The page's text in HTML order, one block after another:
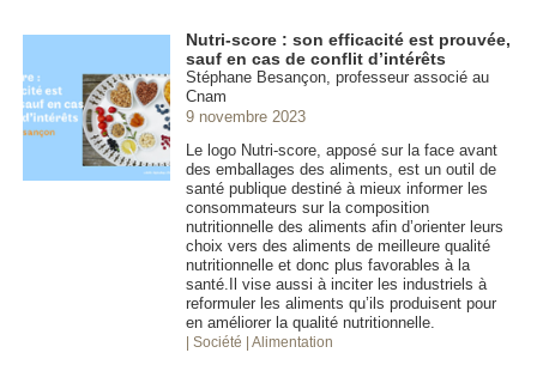
Nutri-score : son efficacité est prouvée,
sauf en cas de conflit d’intérêts
Stéphane Besançon, professeur associé au
Cnam
9 novembre 2023
Le logo Nutri-score, apposé sur la face avant
des emballages des aliments, est un outil de
santé publique destiné à mieux informer les
consommateurs sur la composition
nutritionnelle des aliments afin d’orienter leurs
choix vers des aliments de meilleure qualité
nutritionnelle et donc plus favorables à la
santé.Il vise aussi à inciter les industriels à
reformuler les aliments qu’ils produisent pour
en améliorer la qualité nutritionnelle.
| Société | Alimentation